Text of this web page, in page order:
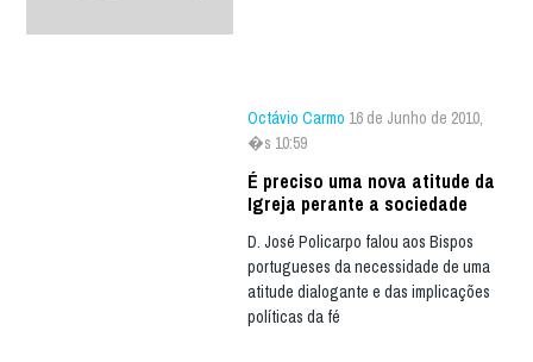
Octávio Carmo 16 de Junho de 2010,
�s 10:59
É preciso uma nova atitude da
Igreja perante a sociedade
D. José Policarpo falou aos Bispos
portugueses da necessidade de uma
atitude dialogante e das implicações
políticas da fé